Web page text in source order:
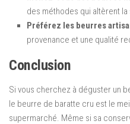
des méthodes qui altèrent la
Préférez les beurres
provenance et une qualité
Conclusion
Si vous cherchez à déguster un
le beurre de baratte cru est le
supermarché. Même si sa